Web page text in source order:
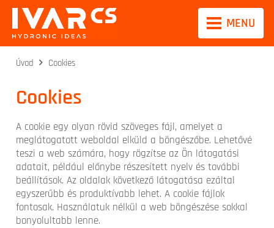
MENU
Úvod Cookies
Cookies
A cookie egy olyan rövid szöveges fájl, amelyet a
meglátogatott weboldal elküld a böngészőbe. Lehetővé
teszi a web számára, hogy rögzítse az Ön látogatási
adatait, például előnybe részesített nyelv és további
beállítások. Az oldalak következő látogatása ezáltal
egyszerűbb és produktívabb lehet. A cookie fájlok
fontosak. Használatuk nélkül a web böngészése sokkal
bonyolultabb lenne.